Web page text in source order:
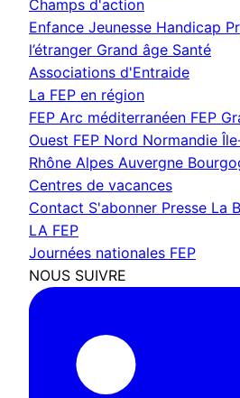
Champs d'action
Enfance Jeunesse Handicap
l’étranger Grand âge Santé
Associations d'Entraide
La FEP en région
FEP Arc méditerranéen FEP
Ouest FEP Nord Normandie
Rhône Alpes Auvergne
Centres de vacances
Contact S'abonner Presse La
LA FEP
Journées nationales FEP
NOUS SUIVRE